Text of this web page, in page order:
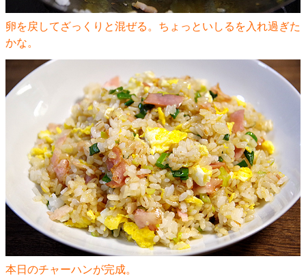
卵を戻してざっくりと混ぜる。ちょっといしるを入れ過ぎた
かな。
本日のチャーハンが完成。